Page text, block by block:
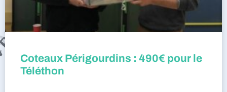
Coteaux Périgourdins : 490€ pour le
Téléthon